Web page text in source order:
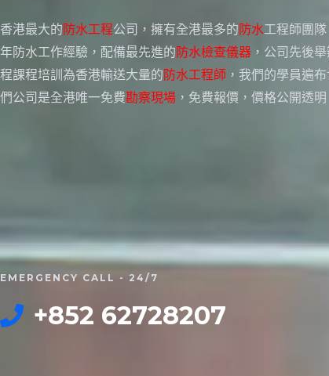
香港最大的防水工程公司，擁有全港最多的防水工程師團
年防水工作經驗，配備最先進的防水檢查儀器 ，公司先後
程課程培訓為香港輸送大量的防水工程師 ，我們的學員遍
們公司是全港唯一免費勘察現場 ，免費報價，價格公開透明
EMERGENCY CALL - 24/7
+852 62728207